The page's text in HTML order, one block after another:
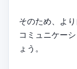
そのため、よ
コミュニケー
ょう。